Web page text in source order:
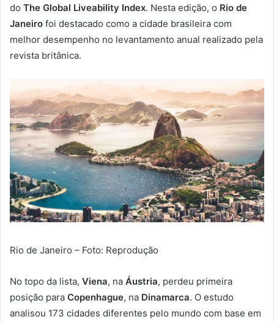
do The Global Liveability Index. Nesta edição, o Rio de
Janeiro foi destacado como a cidade brasileira com
melhor desempenho no levantamento anual realizado pela
revista britânica.
Rio de Janeiro – Foto: Reprodução
No topo da lista, Viena, na Áustria, perdeu primeira
posição para Copenhague, na Dinamarca. O estudo
analisou 173 cidades diferentes pelo mundo com base em